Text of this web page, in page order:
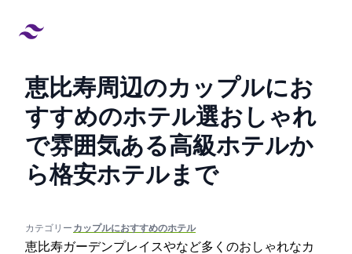
恵比寿周辺のカップルにお
すすめのホテル6選!おしゃれ
で雰囲気ある高級ホテルか
ら格安ホテルまで
カテゴリー: #カップルにおすすめのホテル
恵比寿ガーデンプレイスやMR.FRIENDLY Cafeなど多くのおしゃれなカ